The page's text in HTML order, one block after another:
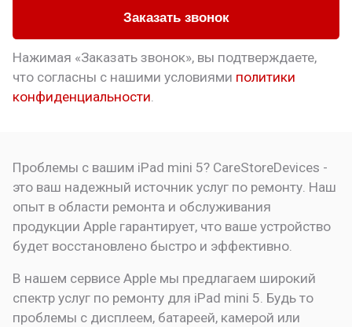
Заказать звонок
Нажимая «Заказать звонок», вы подтверждаете,
что согласны с нашими условиями политики
конфиденциальности.
Проблемы с вашим iPad mini 5? CareStoreDevices -
это ваш надежный источник услуг по ремонту. Наш
опыт в области ремонта и обслуживания
продукции Apple гарантирует, что ваше устройство
будет восстановлено быстро и эффективно.
В нашем сервисе Apple мы предлагаем широкий
спектр услуг по ремонту для iPad mini 5. Будь то
проблемы с дисплеем, батареей, камерой или